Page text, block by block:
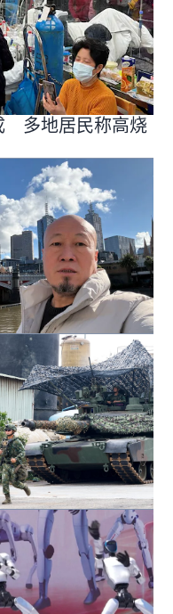
多地居民称高烧